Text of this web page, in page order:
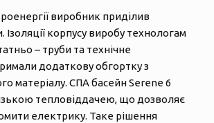
виробник приділив
Ізоляції корпусу виробу технологам
– труби та технічне
додаткову обгортку з
матеріалу. СПА басейн Serene 6
тепловіддачею, що дозволяє
електрику. Таке рішення